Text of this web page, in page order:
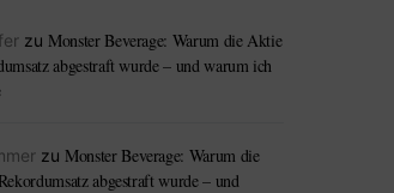
zu Monster Beverage: Warum die Aktie
abgestraft wurde – und warum ich
zu Monster Beverage: Warum die
abgestraft wurde – und